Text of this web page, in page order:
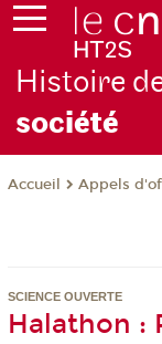
Histoire
société
Accueil Appels
SCIENCE OUVERTE
Halathon :